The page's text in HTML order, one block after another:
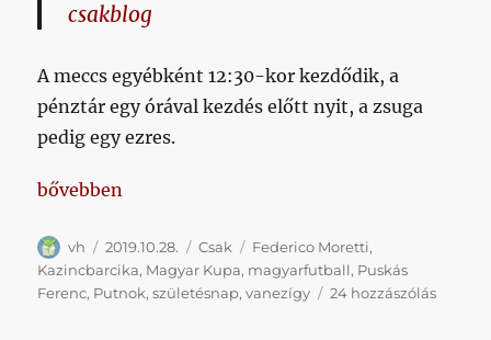
csakblog
A meccs egyébként 12:30-kor kezdődik, a
pénztár egy órával kezdés előtt nyit, a zsuga
pedig egy ezres.
„Mindeközben és csak mellékesen egy apró
bővebben
Szerző
vh Közzétéve
2019.10.28. Kategória
Csak Címke
Federico Moretti,
Kazincbarcika, Magyar Kupa, magyarfutball, Puskás
Ferenc, Putnok,születésnap,vanezígy 24 hozzászólás